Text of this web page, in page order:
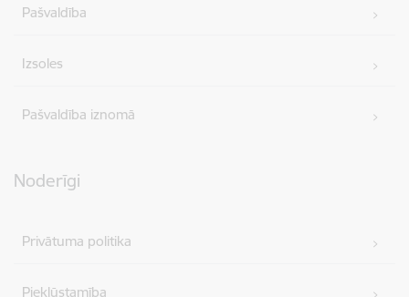
Pašvaldība
Izsoles
Pašvaldība iznomā
Noderīgi
Privātuma politika
Piekļūstamība